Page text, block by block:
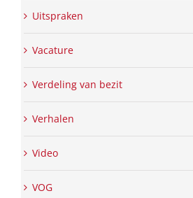
Uitspraken
Vacature
Verdeling van bezit
Verhalen
Video
VOG